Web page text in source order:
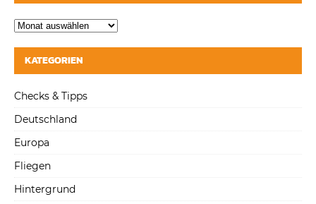
KATEGORIEN
Checks & Tipps
Deutschland
Europa
Fliegen
Hintergrund